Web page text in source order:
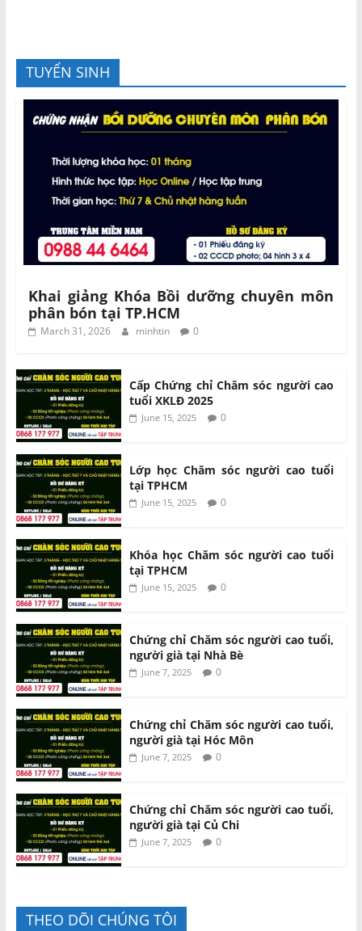
TUYỂN SINH
Khai giảng Khóa Bồi dưỡng chuyên môn
phân bón tại TP.HCM
March 31, 2026 minhtin 0
Cấp Chứng chỉ Chăm sóc người cao
tuổi XKLĐ 2025
June 15, 2025 0
Lớp học Chăm sóc người cao tuổi
tại TPHCM
June 15, 2025 0
Khóa học Chăm sóc người cao tuổi
tại TPHCM
June 15, 2025 0
Chứng chỉ Chăm sóc người cao tuổi,
người già tại Nhà Bè
June 7, 2025 0
Chứng chỉ Chăm sóc người cao tuổi,
người già tại Hóc Môn
June 7, 2025 0
Chứng chỉ Chăm sóc người cao tuổi,
người già tại Củ Chi
June 7, 2025 0
THEO DÕI CHÚNG TÔI